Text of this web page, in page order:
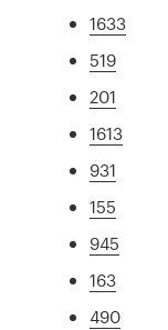
1633
519
201
1613
931
155
945
163
490